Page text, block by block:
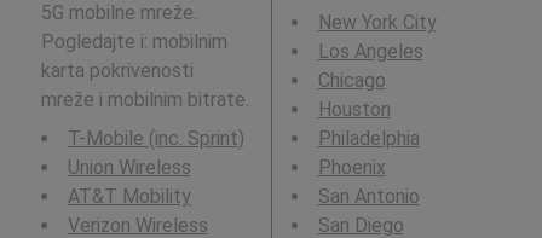
5G mobilne mreže.
Pogledajte i: mobilnim
karta pokrivenosti
mreže i mobilnim bitrate.
T-Mobile (inc. Sprint)
Union Wireless
AT&T Mobility
Verizon Wireless
New York City
Los Angeles
Chicago
Houston
Philadelphia
Phoenix
San Antonio
San Diego